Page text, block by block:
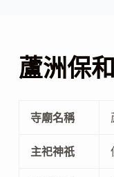
蘆洲保
寺廟名稱
主祀神祇